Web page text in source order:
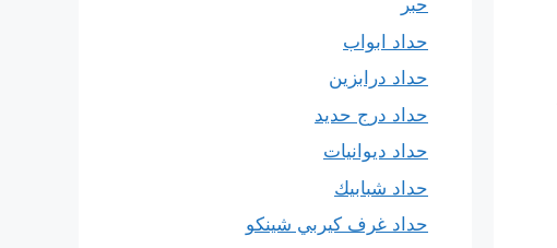
حبر
حداد ابواب
حداد درابزين
حداد درج حديد
حداد ديوانيات
حداد شبابيك
حداد غرف كيربي شينكو